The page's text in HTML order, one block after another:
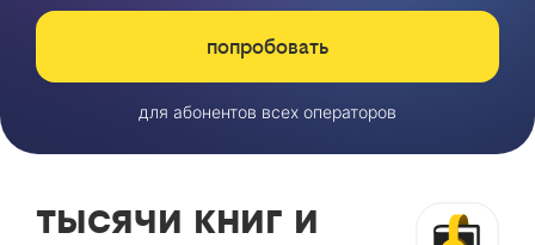
попробовать
для абонентов всех операторов
тысячи книг и